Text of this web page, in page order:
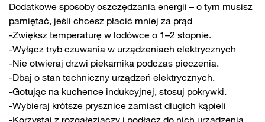
Dodatkowe sposoby oszczędzania energii – o tym musisz
pamiętać, jeśli chcesz płacić mniej za prąd
-Zwiększ temperaturę w lodówce o 1–2 stopnie.
-Wyłącz tryb czuwania w urządzeniach elektrycznych
-Nie otwieraj drzwi piekarnika podczas pieczenia.
-Dbaj o stan techniczny urządzeń elektrycznych.
-Gotując na kuchence indukcyjnej, stosuj pokrywki.
-Wybieraj krótsze prysznice zamiast długich kąpieli
-Korzystaj z rozgałęziaczy i podłącz do nich urządzenia.